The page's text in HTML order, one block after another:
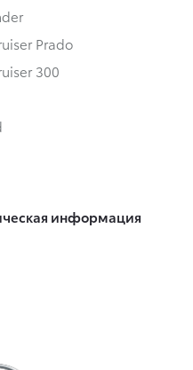
Prado
300
информация